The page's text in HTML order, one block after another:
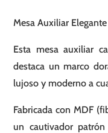
Mesa Auxiliar
Esta mesa auxiliar
destaca un marco
lujoso y moderno a
Fabricada con MDF
un cautivador